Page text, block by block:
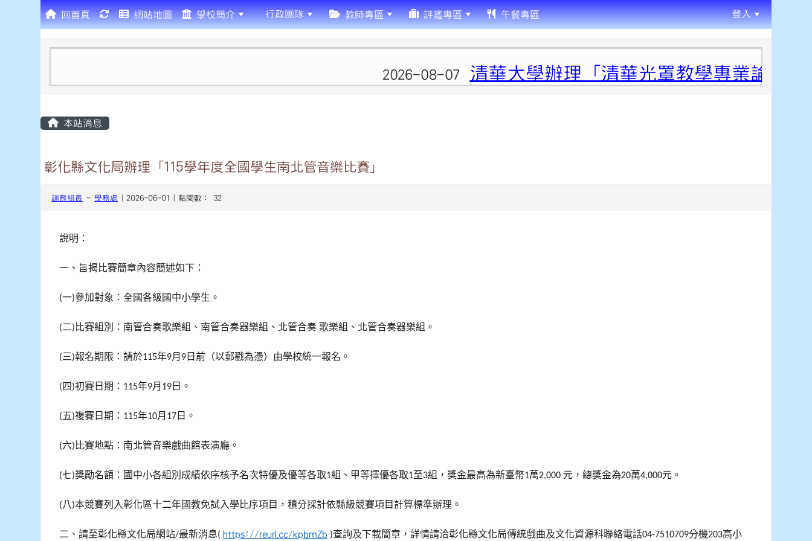
回首頁 網站地圖 學校簡介 行政團隊 教師專區 評鑑專區 午餐專區 登入
2026-08-07 清華大學辦理「清華光罩教學專業論壇（六
本站消息
彰化縣文化局辦理「115學年度全國學生南北管音樂比賽」
訓育組長 - 學務處 | 2026-06-01 | 點閱數： 32
說明：
一、旨揭比賽簡章內容簡述如下：
(一)參加對象：全國各級國中小學生。
(二) 比賽組別：南管合奏歌樂組、南管合奏器樂組、北管合奏 歌樂組、北管合奏器樂組。
(三)報名期限：請於115年9月 9 日前（以郵戳為憑）由學校統一報名。
(四)初賽日期： 115年9月 19 日。
(五)複賽日期： 115年10月 17 日。
(六) 比賽地點：南北管音樂戲曲館表演廳。
(七)獎勵名額：國中小各組別成績依序核予名次特優及優等各取1組、甲等擇優各取1至3組，獎金最高為新臺幣1萬2,000 元，總獎金為20萬4,000元。
(八)本競賽列入彰化區十二年國教免試入學比序項目，積分採計依縣級競賽項目計算標準辦理。
二、請至彰化縣文化局網站/最新消息( https://reurl.cc/kpbmZb )查詢及下載簡章，詳情請洽彰化縣文化局傳統戲曲及文化資源科聯絡電話04-7510709分機203高小